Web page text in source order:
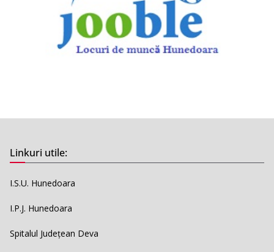
Linkuri utile:
I.S.U. Hunedoara
I.P.J. Hunedoara
Spitalul Județean Deva